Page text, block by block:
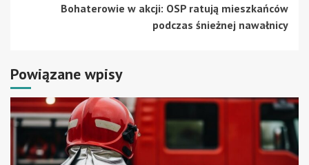
Bohaterowie w akcji: OSP ratują mieszkańców
podczas śnieżnej nawałnicy
Powiązane wpisy